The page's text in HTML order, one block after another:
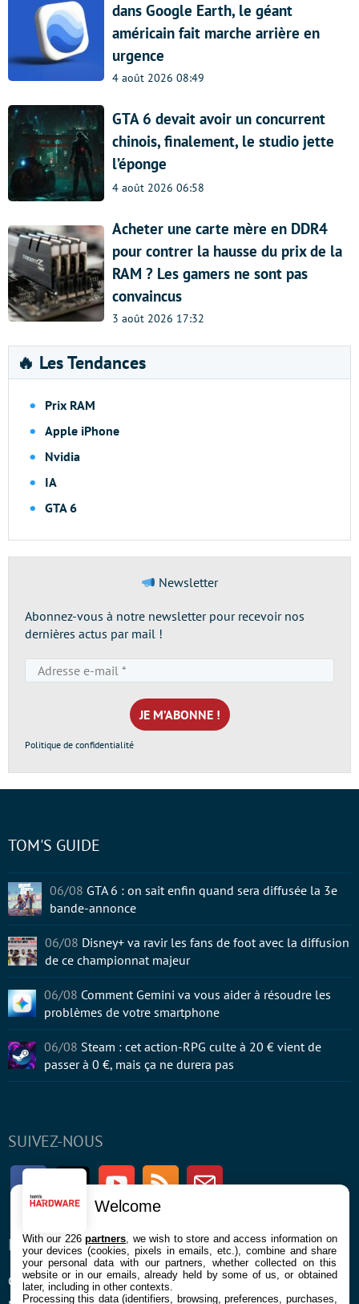
dans Google Earth, le géant
américain fait marche arrière en
urgence
4 août 2026 08:49
GTA 6 devait avoir un concurrent
chinois, finalement, le studio jette
l’éponge
4 août 2026 06:58
Acheter une carte mère en DDR4
pour contrer la hausse du prix de la
RAM ? Les gamers ne sont pas
convaincus
3 août 2026 17:32
🔥 Les Tendances
Prix RAM
Apple iPhone
Nvidia
IA
GTA 6
Newsletter
Abonnez-vous à notre newsletter pour recevoir nos
dernières actus par mail !
e-
mail
*
Politique de confidentialité
SUIVEZ-NOUS
FacebookTwitter Youtube RSS Newsletter
ENTREPRISE
Confidentialité et Cookies
À PROPOS
Contact
TOM'S GUIDE
06/08 GTA 6 : on sait enfin quand sera diffusée la 3e
bande-annonce
06/08 Disney+ va ravir les fans de foot avec la diffusion
de ce championnat majeur
06/08 Comment Gemini va vous aider à résoudre les
problèmes de votre smartphone
06/08 Steam : cet action-RPG culte à 20 € vient de
passer à 0 €, mais ça ne durera pas
Welcome
With our 226partners , we wish to store and access information on
your devices (cookies, pixels in emails, etc.), combine and share
your personal data with our partners, whether collected on this
website or in our emails, already held by some of us, or obtained
later, including in other contexts.
Processing this data (identifiers, browsing, preferences, purchases,